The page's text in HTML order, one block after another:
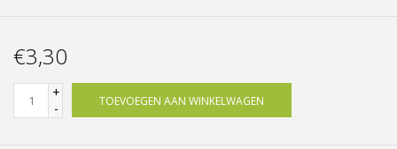
€3,30
+
-
TOEVOEGEN AAN WINKELWAGEN